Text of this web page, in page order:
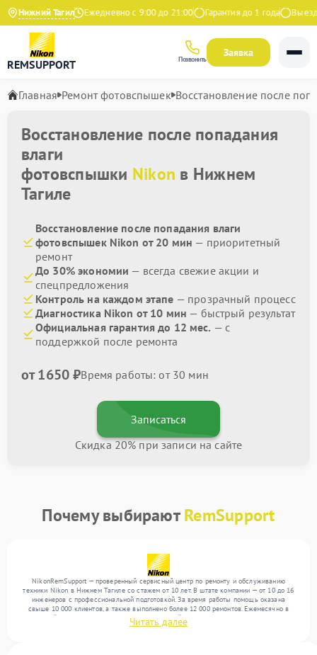
Нижний Тагил
4.9 на Яндекс Ежедневно с 9:00 до 21:00 Гарантия до 1 года Выезд
REMSUPPORT Позвонить
Заявка
Главная Ремонт фотовспышек Восстановление после
Восстановление после попадания
влаги
фотовспышки Nikon в Нижнем
Тагиле
Восстановление после попадания влаги
фотовспышек Nikon от 20 мин — приоритетный
ремонт
До 30% экономии — всегда свежие акции и
спецпредложения
Контроль на каждом этапе — прозрачный процесс
Диагностика Nikon от 10 мин — быстрый результат
Официальная гарантия до 12 мес. — с
поддержкой после ремонта
от 1650 ₽Время работы: от 30 мин
Записаться
Скидка 20% при записи на сайте
Почему выбираютRemSupport
NikonRemSupport — проверенный сервисный центр по ремонту и обслуживанию
техники Nikon в Нижнем Тагиле со стажем от 10 лет. В штате компании — от 10 до 16
инженеров с профессиональной подготовкой. За время работы помощь оказана
свыше 10 000 клиентов, а также выполнено более 12 000 ремонтов. Ежемесячно в
сервисный центр поступает более 300 обращений, включая , , . Мы выполняем ремонт
различного уровня сложности и предлагаем стабильный уровень сервиса благодаря
Читать далее